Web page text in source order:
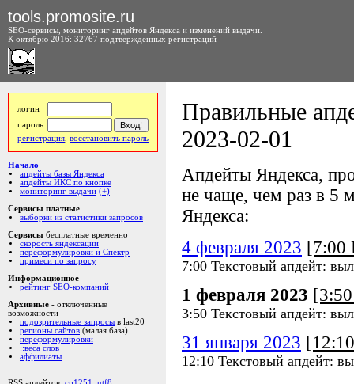
tools.promosite.ru
SEO-сервисы, мониторинг апдейтов Яндекса и изменений выдачи.
К октябрю 2016: 32767 подтвержденных регистраций
логин
пароль
регистрация восстановить пароль
Начало
апдейты базы Яндекса
апдейты ИКС по кнопке
мониторинг выдачи (+)
Сервисы платные
выборки из статистики запросов
Сервисы бесплатные временно
скорость яндексации
переформулировки и Спектр
примеси по запросу
Информационное
рейтинг SEO-компаний
Архивные - отключенные
возможности
подозрительные запросы в last20
регионы сайтов (малая база)
переформулировки
::веса слов
аффилиаты
Правильные
2023-02-01
Апдейты Яндекса,
не чаще, чем раз в 5
Яндекса:
4 февраля 2023 [7:00
7:00 Текстовый апдейт:
1 февраля 2023
3:50 Текстовый апдейт:
31 января 2023
12:10 Текстовый апдейт: